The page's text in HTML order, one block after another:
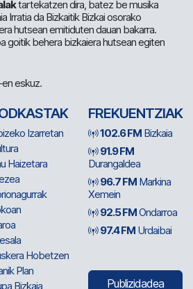
tartekatzen dira, batez be musika
Irratia da Bizkaitik Bizkai osorako
hutsean emitiduten dauan bakarra.
goitik behera bizkaiera hutsean egiten
eskuz.
Izarretan
Haizetara
Hobetzen
Plan
Bizkaia
FREKUENTZIAK
102.6 FM Bizkaia
91.9 FM
Durangaldea
96.7 FM Markina
Xemein
92.5 FMOndarroa
97.4 FM Urdaibai
Publizidadea